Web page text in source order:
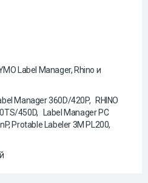
Label Manager, Rhino и
Manager 360D/420P, RHINO
450D, Label Manager PC
Protable Labeler 3M PL200,